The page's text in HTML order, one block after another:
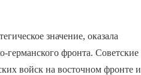
значение, оказала
германского фронта. Советские
войск на восточном фронте и